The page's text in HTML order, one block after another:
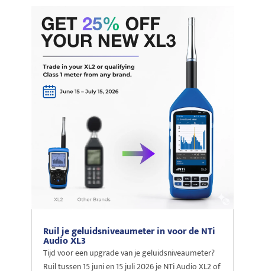
Ruil je geluidsniveaumeter in voor de NTi
Audio XL3
Tijd voor een upgrade van je geluidsniveaumeter?
Ruil tussen 15 juni en 15 juli 2026 je NTi Audio XL2 of